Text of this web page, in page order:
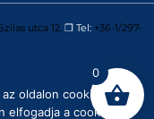
utca 12. ❒ Tel: +36-1/297-
0
oldalon cookie-kat
elfogadja a cookie-k